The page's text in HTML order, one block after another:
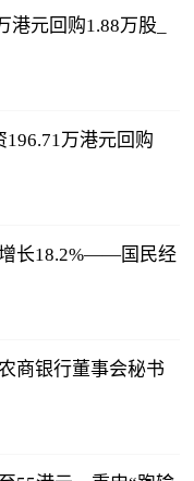
元回购1.88万股_
万港元回购
增长18.2%——国民经
商银行董事会秘书